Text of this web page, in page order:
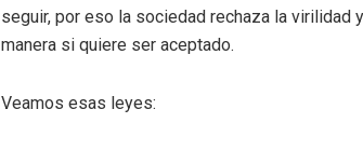
seguir, por eso la sociedad rechaza la virilidad
manera si quiere ser aceptado.
Veamos esas leyes: